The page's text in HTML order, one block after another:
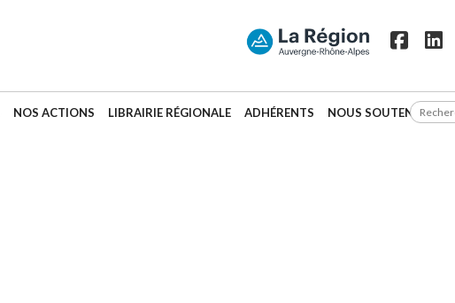
NOS ACTIONS LIBRAIRIE RÉGIONALE ADHÉRENTS NOUS SOUTENIR